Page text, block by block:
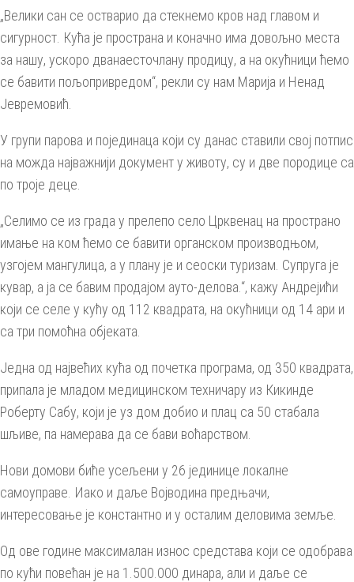
„Велики сан се остварио да стекнемо кров над главом и
сигурност. Кућа је пространа и коначно има довољно места
за нашу, ускоро дванаесточлану продицу, а на окућници ћемо
се бавити пољопривредом“, рекли су нам Марија и Ненад
Јевремовић.
У групи парова и појединаца који су данас ставили свој потпис
на можда најважнији документ у животу, су и две породице са
по троје деце.
„Селимо се из града у прелепо село Црквенац на пространо
имање на ком ћемо се бавити органском производњом,
узгојем мангулица, а у плану је и сеоски туризам. Супруга је
кувар, а ја се бавим продајом ауто-делова.“, кажу Андрејићи
који се селе у кућу од 112 квадрата, на окућници од 14 ари и
са три помоћна објеката.
Једна од највећих кућа од почетка програма, од 350 квадрата,
припала је младом медицинском техничару из Кикинде
Роберту Сабу, који је уз дом добио и плац са 50 стабала
шљиве, па намерава да се бави воћарством.
Нови домови биће усељени у 26 јединице локалне
самоуправе. Иако и даље Војводина предњачи,
интересовање је константно и у осталим деловима земље.
Од ове године максималан износ средстава који се одобрава
по кући повећан је на 1.500.000 динара, али и даље се